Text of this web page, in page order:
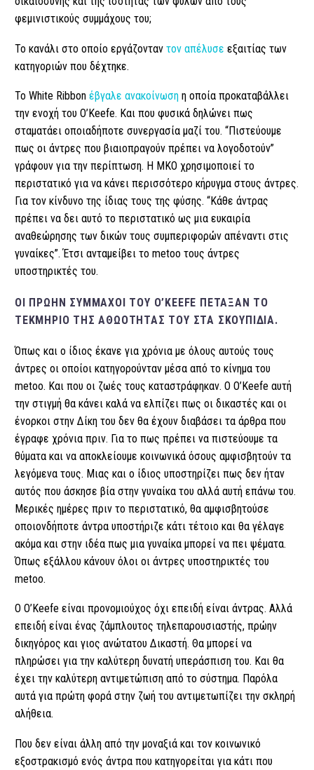
φεμινιστικούς συμμάχους του;
Το κανάλι στο οποίο εργάζονταν τον απέλυσε εξαιτίας των
κατηγοριών που δέχτηκε.
To White Ribbon έβγαλε ανακοίνωση η οποία προκαταβάλλει
την ενοχή του O’Keefe. Και που φυσικά δηλώνει πως
σταματάει οποιαδήποτε συνεργασία μαζί του. “Πιστεύουμε
πως οι άντρες που βιαιοπραγούν πρέπει να λογοδοτούν”
γράφουν για την περίπτωση. Η ΜΚΟ χρησιμοποιεί το
περιστατικό για να κάνει περισσότερο κήρυγμα στους άντρες.
Για τον κίνδυνο της ίδιας τους της φύσης. “Κάθε άντρας
πρέπει να δει αυτό το περιστατικό ως μια ευκαιρία
αναθεώρησης των δικών τους συμπεριφορών απέναντι στις
γυναίκες”. Έτσι ανταμείβει το metoo τους άντρες
υποστηρικτές του.
ΟΙ ΠΡΏΗΝ ΣΎΜΜΑΧΟΙ ΤΟΥ O’KEEFE ΠΈΤΑΞΑΝ ΤΟ
ΤΕΚΜΉΡΙΟ ΤΗΣ ΑΘΩΌΤΗΤΑΣ ΤΟΥ ΣΤΑ ΣΚΟΥΠΊΔΙΑ.
Όπως και ο ίδιος έκανε για χρόνια με όλους αυτούς τους
άντρες οι οποίοι κατηγορούνταν μέσα από το κίνημα του
metoo. Και που οι ζωές τους καταστράφηκαν. Ο O’Keefe αυτή
την στιγμή θα κάνει καλά να ελπίζει πως οι δικαστές και οι
ένορκοι στην Δίκη του δεν θα έχουν διαβάσει τα άρθρα που
έγραφε χρόνια πριν. Για το πως πρέπει να πιστεύουμε τα
θύματα και να αποκλείουμε κοινωνικά όσους αμφισβητούν τα
λεγόμενα τους. Μιας και ο ίδιος υποστηρίζει πως δεν ήταν
αυτός που άσκησε βία στην γυναίκα του αλλά αυτή επάνω του.
Μερικές ημέρες πριν το περιστατικό, θα αμφισβητούσε
οποιονδήποτε άντρα υποστήριζε κάτι τέτοιο και θα γέλαγε
ακόμα και στην ιδέα πως μια γυναίκα μπορεί να πει ψέματα.
Όπως εξάλλου κάνουν όλοι οι άντρες υποστηρικτές του
metoo.
Ο O’Keefe είναι προνομιούχος όχι επειδή είναι άντρας. Αλλά
επειδή είναι ένας ζάμπλουτος τηλεπαρουσιαστής, πρώην
δικηγόρος και γιος ανώτατου Δικαστή. Θα μπορεί να
πληρώσει για την καλύτερη δυνατή υπεράσπιση του. Και θα
έχει την καλύτερη αντιμετώπιση από το σύστημα. Παρόλα
αυτά για πρώτη φορά στην ζωή του αντιμετωπίζει την σκληρή
αλήθεια.
Που δεν είναι άλλη από την μοναξιά και τον κοινωνικό
εξοστρακισμό ενός άντρα που κατηγορείται για κάτι που